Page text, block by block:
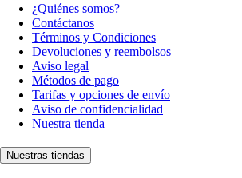
¿Quiénes somos?
Contáctanos
Términos y Condiciones
Devoluciones y reembolsos
Aviso legal
Métodos de pago
Tarifas y opciones de envío
Aviso de confidencialidad
Nuestra tienda
Nuestras tiendas